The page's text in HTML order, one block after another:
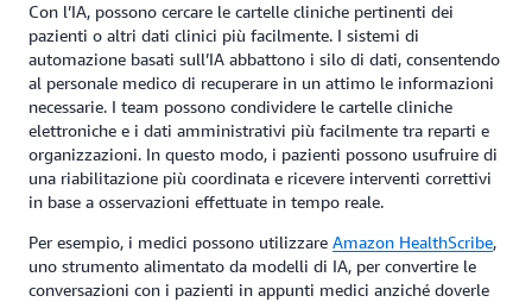
Con l’IA, possono cercare le cartelle cliniche pertinenti dei
pazienti o altri dati clinici più facilmente. I sistemi di
automazione basati sull’IA abbattono i silo di dati, consentendo
al personale medico di recuperare in un attimo le informazioni
necessarie. I team possono condividere le cartelle cliniche
elettroniche e i dati amministrativi più facilmente tra reparti e
organizzazioni. In questo modo, i pazienti possono usufruire di
una riabilitazione più coordinata e ricevere interventi correttivi
in base a osservazioni effettuate in tempo reale.
Per esempio, i medici possono utilizzare Amazon HealthScribe,
uno strumento alimentato da modelli di IA, per convertire le
conversazioni con i pazienti in appunti medici anziché doverle